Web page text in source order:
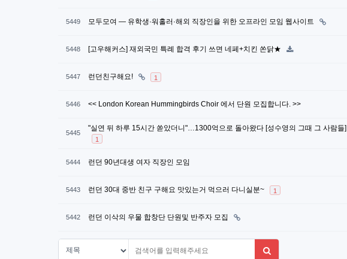
5449 모두모여 — 유학생·워홀러·해외 직장인을 위한 오프라인 모임 웹사이트
5448 [고우해커스] 재외국민 특례 합격 후기 쓰면 네페+치킨 쏜닭★
5447 런던친구해요! 1
5446 << London Korean Hummingbirds Choir 에서 단원 모집합니다. >>
5445
"실연 뒤 하루 15시간 쏟았더니"…1300억으로 돌아왔다 [성수영의 그때 그 사람들]
1
5444 런던 90년대생 여자 직장인 모임
5443 런던 30대 중반 친구 구해요 맛있는거 먹으러 다니실분~ 1
5442 런던 이삭의 우물 합창단 단원및 반주자 모집